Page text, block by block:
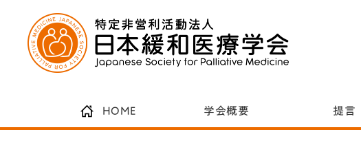
HOME 学会概要 提言